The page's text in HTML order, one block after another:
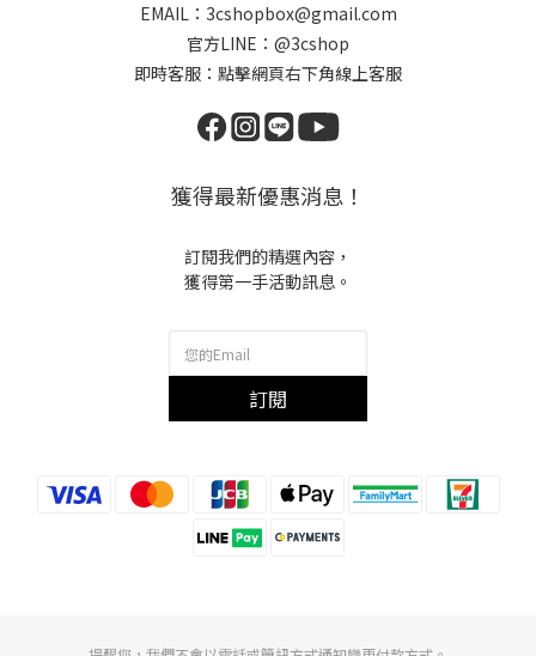
EMAIL：3cshopbox@gmail.com
官方LINE：@3cshop
即時客服：點擊網頁右下角線上客服
獲得最新優惠消息！
訂閱我們的精選內容，
獲得第一手活動訊息。
訂閱